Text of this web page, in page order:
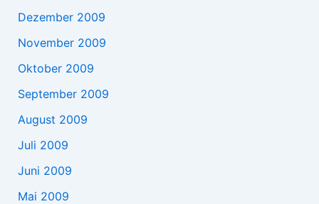
Dezember 2009
November 2009
Oktober 2009
September 2009
August 2009
Juli 2009
Juni 2009
Mai 2009